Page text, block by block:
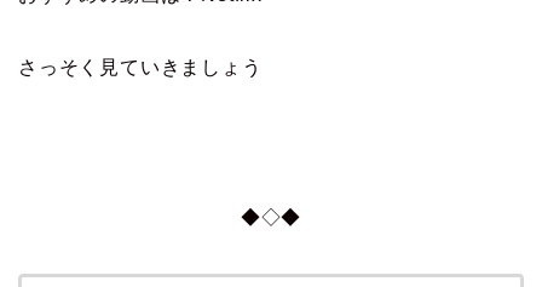
さっそく見ていきましょう
◆◇◆